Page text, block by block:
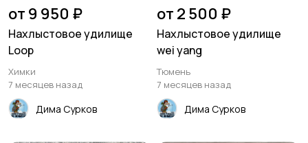
от 9 950 ₽
Нахлыстовое удилище
Loop
Химки
7 месяцев назад
Дима Сурков
от 2 500 ₽
Нахлыстовое удилище
wei yang
Тюмень
7 месяцев назад
Дима Сурков